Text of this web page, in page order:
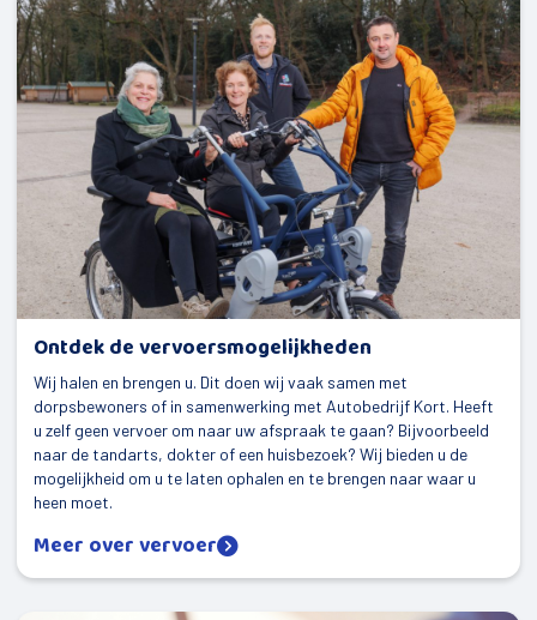
Ontdek de vervoersmogelijkheden
Wij halen en brengen u. Dit doen wij vaak samen met
dorpsbewoners of in samenwerking met Autobedrijf Kort. Heeft
u zelf geen vervoer om naar uw afspraak te gaan? Bijvoorbeeld
naar de tandarts, dokter of een huisbezoek? Wij bieden u de
mogelijkheid om u te laten ophalen en te brengen naar waar u
heen moet.
Meer over vervoer